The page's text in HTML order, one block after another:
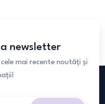
newsletter
mai recente noutăți și